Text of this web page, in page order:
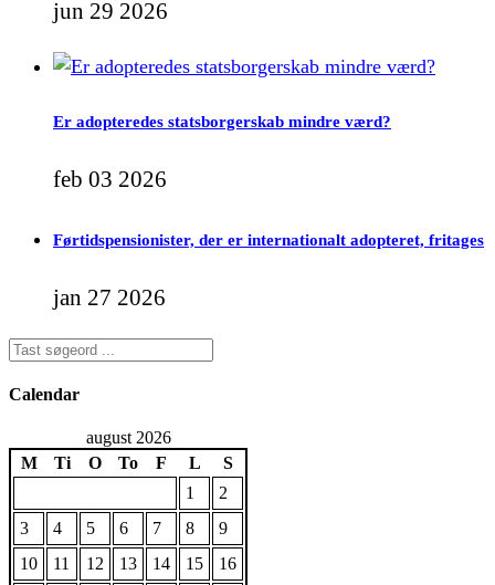
jun 29 2026
Er adopteredes statsborgerskab mindre værd?
feb 03 2026
Førtidspensionister, der er internationalt adopteret, fritages
jan 27 2026
Calendar
august 2026
M
Ti O To F L
S
1
2
3
4 5 6 7 8
9
10
11 12 13 14 15
16